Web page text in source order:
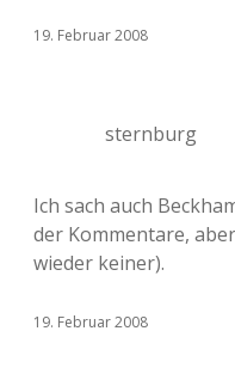
19. Februar 2008
sternburg
Ich sach auch
der Kommentare,
wieder keiner).
19. Februar 2008